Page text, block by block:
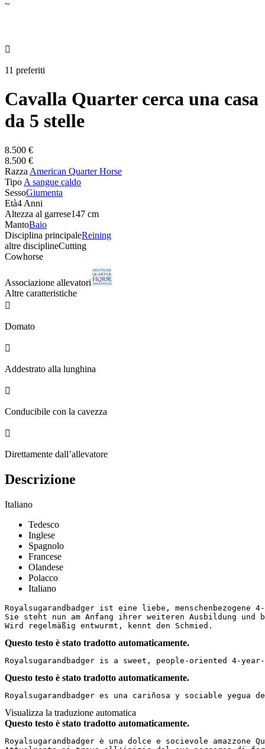
~

11 preferiti
Cavalla Quarter cerca una casa
da 5 stelle
8.500 €
8.500 €
Razza American Quarter Horse
Tipo A sangue caldo
SessoGiumenta
Età4 Anni
Altezza al garrese147 cm
MantoBaio
Disciplina principaleReining
altre disciplineCutting
Cowhorse
Associazione allevatori
Altre caratteristiche

Domato

Addestrato alla lunghina

Conducibile con la cavezza

Direttamente dall’allevatore
Descrizione
Italiano
Tedesco
Inglese
Spagnolo
Francese
Olandese
Polacco
Italiano
Royalsugarandbadger ist eine liebe,
Sie steht nun am Anfang ihrer weiteren Ausbildung
Wird regelmäßig entwurmt, kennt den Schmied.
Questo testo è stato tradotto automaticamente.
Royalsugarandbadger is a sweet, people-oriented 4-
Questo testo è stato tradotto automaticamente.
Royalsugarandbadger es una cariñosa y sociable
Visualizza la traduzione automatica
Questo testo è stato tradotto automaticamente.
Royalsugarandbadger è una dolce e socievole